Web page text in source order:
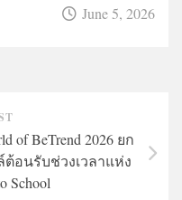
June 5, 2026
of BeTrend 2026 ยก
อนรับช่วงเวลาแห่ง
School